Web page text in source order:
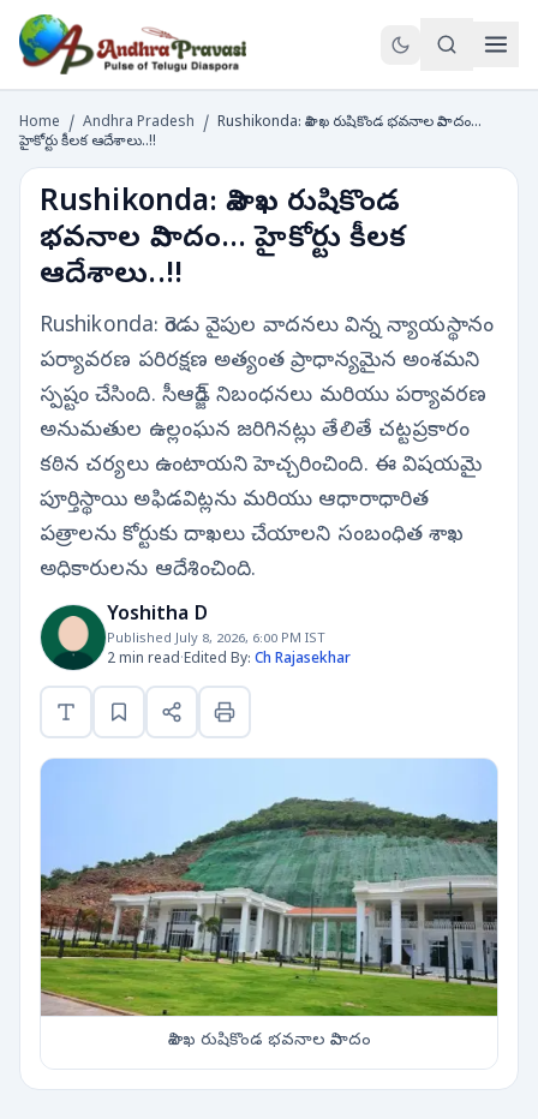
Home / Andhra Pradesh / Rushikonda: విశాఖ రుషికొండ భవనాల వివాదం...
హైకోర్టు కీలక ఆదేశాలు..!!
Rushikonda: విశాఖ రుషికొండ
భవనాల వివాదం... హైకోర్టు కీలక
ఆదేశాలు..!!
Rushikonda: రెండు వైపుల వాదనలు విన్న న్యాయస్థానం
పర్యావరణ పరిరక్షణ అత్యంత ప్రాధాన్యమైన అంశమని
స్పష్టం చేసింది. సీఆర్జెడ్ నిబంధనలు మరియు పర్యావరణ
అనుమతుల ఉల్లంఘన జరిగినట్లు తేలితే చట్టప్రకారం
కఠిన చర్యలు ఉంటాయని హెచ్చరించింది. ఈ విషయమై
పూర్తిస్థాయి అఫిడవిట్లను మరియు ఆధారాధారిత
పత్రాలను కోర్టుకు దాఖలు చేయాలని సంబంధిత శాఖ
అధికారులను ఆదేశించింది.
Yoshitha D
Published July 8, 2026, 6:00 PM IST
2 min read·Edited By: Ch Rajasekhar
విశాఖ రుషికొండ భవనాల వివాదం